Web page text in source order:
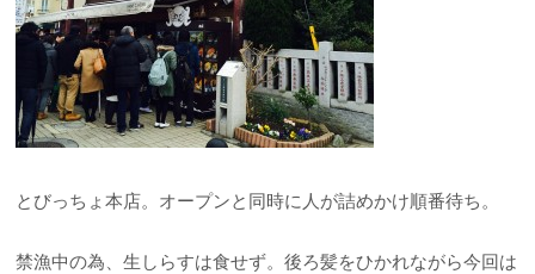
とびっちょ本店。オープンと同時に人が詰めかけ順番待ち。
禁漁中の為、生しらすは食せず。後ろ髪をひかれながら今回は